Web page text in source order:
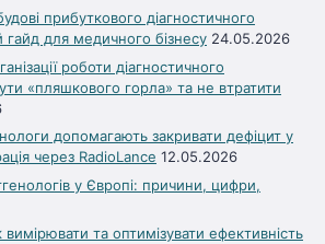
прибуткового діагностичного
гайд для медичного бізнесу 24.05.2026
роботи діагностичного
«пляшкового горла» та не втратити
допомагають закривати дефіцит у
через RadioLance 12.05.2026
у Європі: причини, цифри,
вимірювати та оптимізувати ефективність